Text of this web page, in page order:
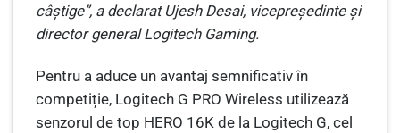
câștige”, a declarat Ujesh Desai, vicepreședinte și
director general Logitech Gaming.
Pentru a aduce un avantaj semnificativ în
competiție, Logitech G PRO Wireless utilizează
senzorul de top HERO 16K de la Logitech G, cel